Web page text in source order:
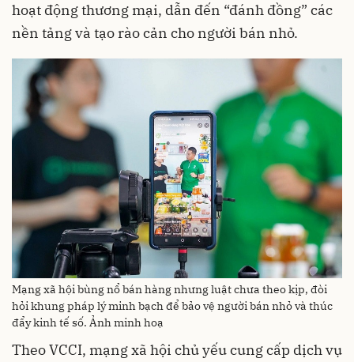
hoạt động thương mại, dẫn đến “đánh đồng” các
nền tảng và tạo rào cản cho người bán nhỏ.
Mạng xã hội bùng nổ bán hàng nhưng luật chưa theo kịp, đòi
hỏi khung pháp lý minh bạch để bảo vệ người bán nhỏ và thúc
đẩy kinh tế số. Ảnh minh hoạ
Theo VCCI, mạng xã hội chủ yếu cung cấp dịch vụ